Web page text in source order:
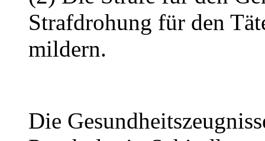
Strafdrohung für den
mildern.
Die